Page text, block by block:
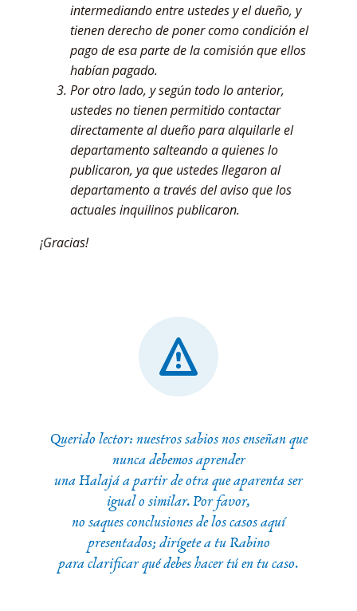
intermediando entre ustedes y el dueño, y
tienen derecho de poner como condición el
pago de esa parte de la comisión que ellos
habían pagado.
Por otro lado, y según todo lo anterior,
ustedes no tienen permitido contactar
directamente al dueño para alquilarle el
departamento salteando a quienes lo
publicaron, ya que ustedes llegaron al
departamento a través del aviso que los
actuales inquilinos publicaron.
¡Gracias!
Querido lector: nuestros sabios nos enseñan que
nunca debemos aprender
una Halajá a partir de otra que aparenta ser
igual o similar. Por favor,
no saques conclusiones de los casos aquí
presentados; dirígete a tu Rabino
para clarificar qué debes hacer tú en tu caso.